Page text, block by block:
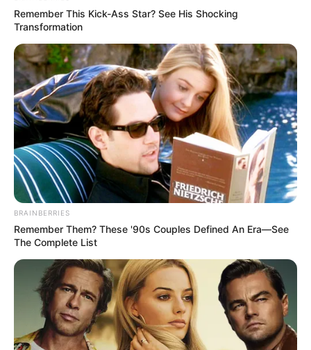
Remember This Kick-Ass Star? See His Shocking
Transformation
BRAINBERRIES
Remember Them? These '90s Couples Defined An Era—See
The Complete List